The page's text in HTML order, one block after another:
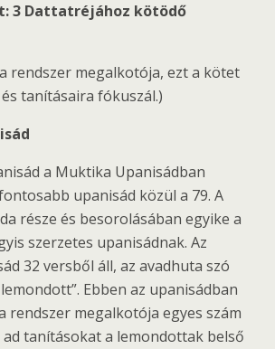
3 Dattatréjához kötödő
rendszer megalkotója, ezt a kötet
tanításaira fókuszál.)
a Muktika Upanisádban
upanisád közül a 79. A
része és besorolásában egyike a
szerzetes upanisádnak. Az
32 versből áll, az avadhuta szó
Ebben az upanisádban
rendszer megalkotója egyes szám
ad tanításokat a lemondottak belső